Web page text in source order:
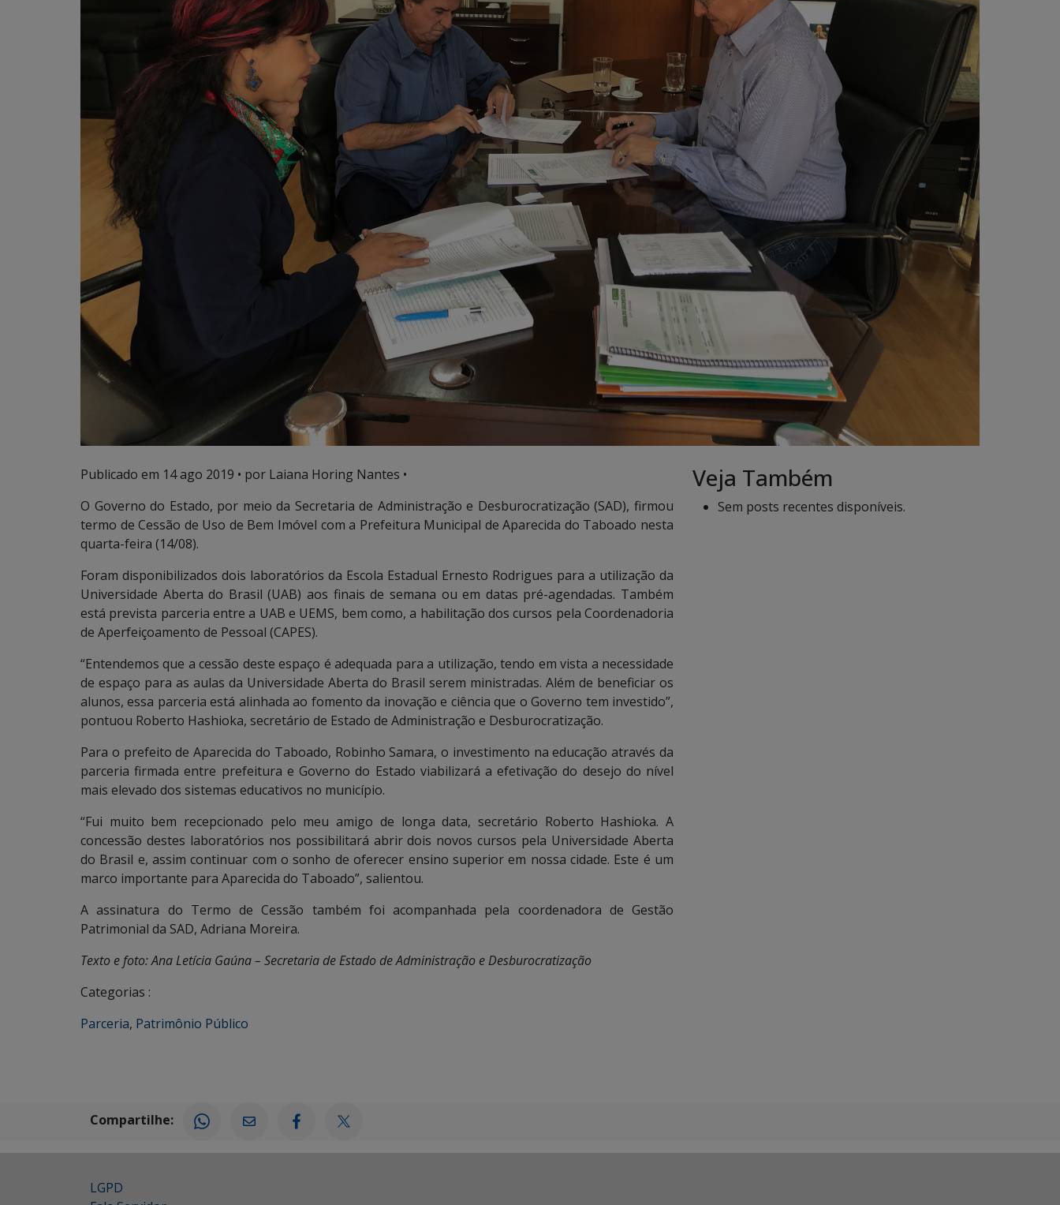
Publicado em 14 ago 2019 • por Laiana Horing Nantes •
O Governo do Estado, por meio da Secretaria de Administração e Desburocratização (SAD), firmou
termo de Cessão de Uso de Bem Imóvel com a Prefeitura Municipal de Aparecida do Taboado nesta
quarta-feira (14/08).
Foram disponibilizados dois laboratórios da Escola Estadual Ernesto Rodrigues para a utilização da
Universidade Aberta do Brasil (UAB) aos finais de semana ou em datas pré-agendadas. Também
está prevista parceria entre a UAB e UEMS, bem como, a habilitação dos cursos pela Coordenadoria
de Aperfeiçoamento de Pessoal (CAPES).
“Entendemos que a cessão deste espaço é adequada para a utilização, tendo em vista a necessidade
de espaço para as aulas da Universidade Aberta do Brasil serem ministradas. Além de beneficiar os
alunos, essa parceria está alinhada ao fomento da inovação e ciência que o Governo tem investido”,
pontuou Roberto Hashioka, secretário de Estado de Administração e Desburocratização.
Para o prefeito de Aparecida do Taboado, Robinho Samara, o investimento na educação através da
parceria firmada entre prefeitura e Governo do Estado viabilizará a efetivação do desejo do nível
mais elevado dos sistemas educativos no município.
“Fui muito bem recepcionado pelo meu amigo de longa data, secretário Roberto Hashioka. A
concessão destes laboratórios nos possibilitará abrir dois novos cursos pela Universidade Aberta
do Brasil e, assim continuar com o sonho de oferecer ensino superior em nossa cidade. Este é um
marco importante para Aparecida do Taboado”, salientou.
A assinatura do Termo de Cessão também foi acompanhada pela coordenadora de Gestão
Patrimonial da SAD, Adriana Moreira.
Texto e foto: Ana Letícia Gaúna – Secretaria de Estado de Administração e Desburocratização
Categorias :
Parceria, Patrimônio Público
Veja Também
Sem posts recentes disponíveis.
Compartilhe:
LGPD